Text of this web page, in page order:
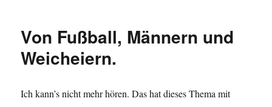
Von Fußball, Männern und
Weicheiern.
Ich kann’s nicht mehr hören. Das hat dieses Thema mit